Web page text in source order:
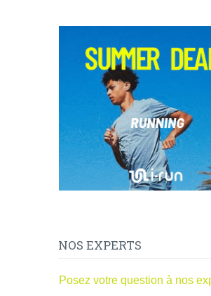
NOS EXPERTS
Posez votre question à nos